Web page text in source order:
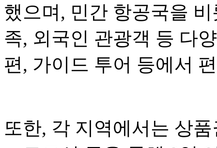
했으며, 민간 항공국을
족, 외국인 관광객 등 다
편, 가이드 투어 등에서
또한, 각 지역에서는 상